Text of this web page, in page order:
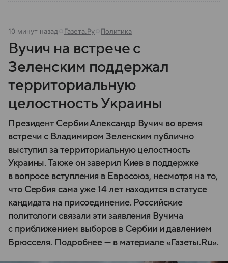
10 минут назад Газета.Ру Политика
Вучич на встрече с
Зеленским поддержал
территориальную
целостность Украины
Президент Сербии Александр Вучич во время
встречи с Владимиром Зеленским публично
выступил за территориальную целостность
Украины. Также он заверил Киев в поддержке
в вопросе вступления в Евросоюз, несмотря на то,
что Сербия сама уже 14 лет находится в статусе
кандидата на присоединение. Российские
политологи связали эти заявления Вучича
с приближением выборов в Сербии и давлением
Брюсселя. Подробнее — в материале «Газеты.Ru».